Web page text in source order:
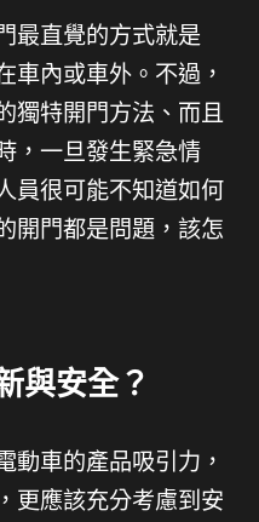
最直覺的方式就是
車內或車外。不過，
獨特開門方法、而且
，一旦發生緊急情
員很可能不知道如何
開門都是問題，該怎
與安全？
動車的產品吸引力，
更應該充分考慮到安